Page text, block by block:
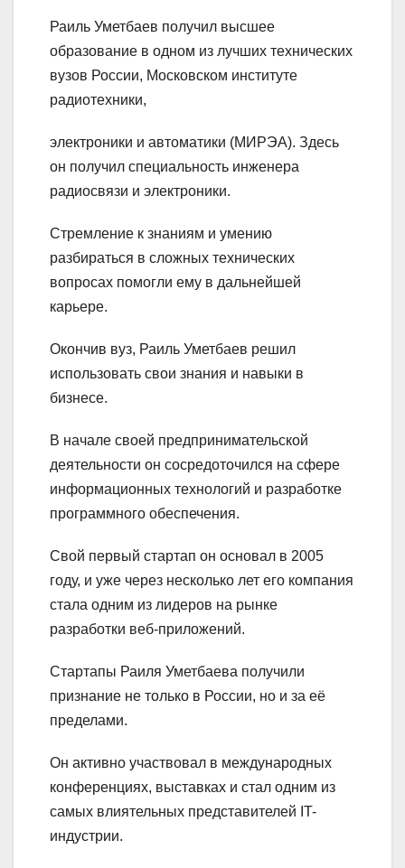
Раиль Уметбаев получил высшее
образование в одном из лучших технических
вузов России, Московском институте
радиотехники,
электроники и автоматики (МИРЭА). Здесь
он получил специальность инженера
радиосвязи и электроники.
Стремление к знаниям и умению
разбираться в сложных технических
вопросах помогли ему в дальнейшей
карьере.
Окончив вуз, Раиль Уметбаев решил
использовать свои знания и навыки в
бизнесе.
В начале своей предпринимательской
деятельности он сосредоточился на сфере
информационных технологий и разработке
программного обеспечения.
Свой первый стартап он основал в 2005
году, и уже через несколько лет его компания
стала одним из лидеров на рынке
разработки веб-приложений.
Стартапы Раиля Уметбаева получили
признание не только в России, но и за её
пределами.
Он активно участвовал в международных
конференциях, выставках и стал одним из
самых влиятельных представителей IT-
индустрии.